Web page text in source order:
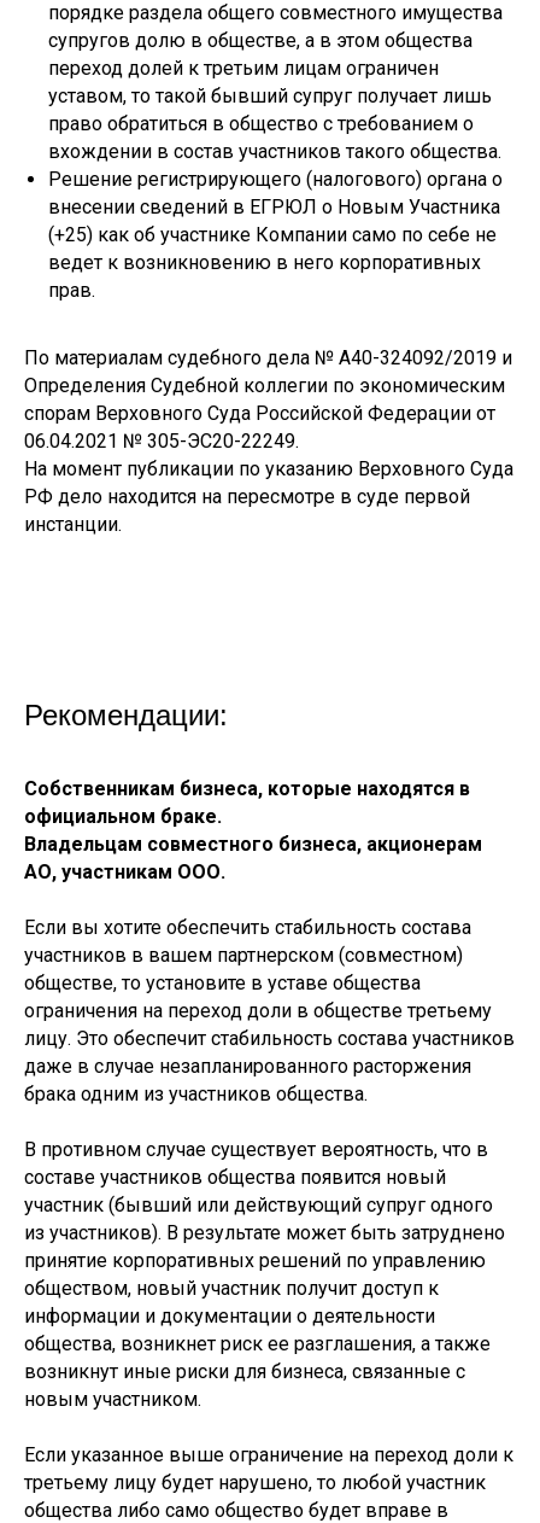
порядке раздела общего совместного имущества
супругов долю в обществе, а в этом общества
переход долей к третьим лицам ограничен
уставом, то такой бывший супруг получает лишь
право обратиться в общество с требованием о
вхождении в состав участников такого общества.
Решение регистрирующего (налогового) органа о
внесении сведений в ЕГРЮЛ о Новым Участника
(+25) как об участнике Компании само по себе не
ведет к возникновению в него корпоративных
прав.
По материалам судебного дела № А40-324092/2019 и
Определения Судебной коллегии по экономическим
спорам Верховного Суда Российской Федерации от
06.04.2021 № 305-ЭС20-22249.
На момент публикации по указанию Верховного Суда
РФ дело находится на пересмотре в суде первой
инстанции.
Рекомендации:
Собственникам бизнеса, которые находятся в
официальном браке.
Владельцам совместного бизнеса, акционерам
АО, участникам ООО.
Если вы хотите обеспечить стабильность состава
участников в вашем партнерском (совместном)
обществе, то установите в уставе общества
ограничения на переход доли в обществе третьему
лицу. Это обеспечит стабильность состава участников
даже в случае незапланированного расторжения
брака одним из участников общества.
В противном случае существует вероятность, что в
составе участников общества появится новый
участник (бывший или действующий супруг одного
из участников). В результате может быть затруднено
принятие корпоративных решений по управлению
обществом, новый участник получит доступ к
информации и документации о деятельности
общества, возникнет риск ее разглашения, а также
возникнут иные риски для бизнеса, связанные с
новым участником.
Если указанное выше ограничение на переход доли к
третьему лицу будет нарушено, то любой участник
общества либо само общество будет вправе в